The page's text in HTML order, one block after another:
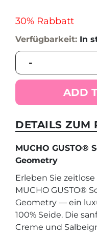
30% Rabbatt
Verfügbarkeit: In
-
Schal
Tropez
Rose
Geometry
quantity
ADD
DETAILS ZUM
MUCHO GUSTO®
Geometry
Erleben Sie
MUCHO GUSTO®
Geometry — ein
100% Seide. Die
Creme und